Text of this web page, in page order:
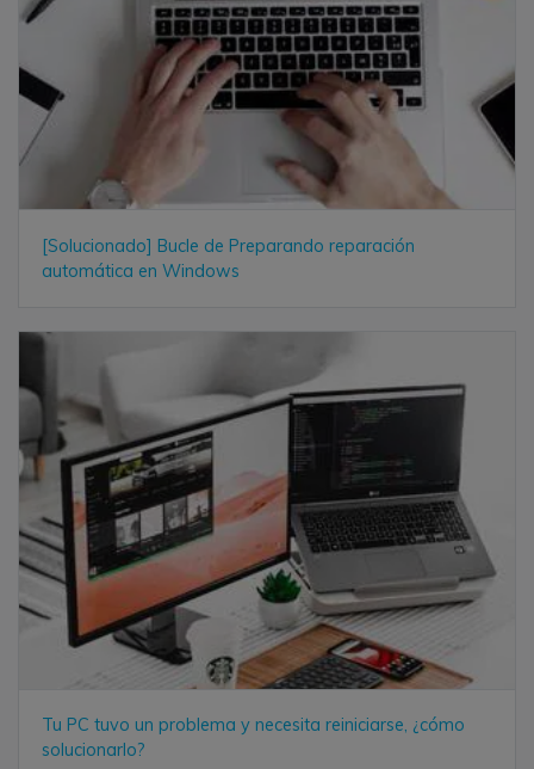
[Solucionado] Bucle de Preparando reparación
automática en Windows
Tu PC tuvo un problema y necesita reiniciarse, ¿cómo
solucionarlo?